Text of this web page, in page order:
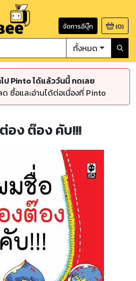
จัดการอีบุ๊ก (0)
ทั้งหมด
ป Pinto ได้แล้ววันนี้ กดเลย
ซื้อและอ่านได้ต่อเนื่องที่ Pinto
อง ต๊อง คับ!!!